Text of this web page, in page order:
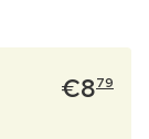
€879